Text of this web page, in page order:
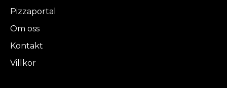
Pizzaportal
Om oss
Kontakt
Villkor